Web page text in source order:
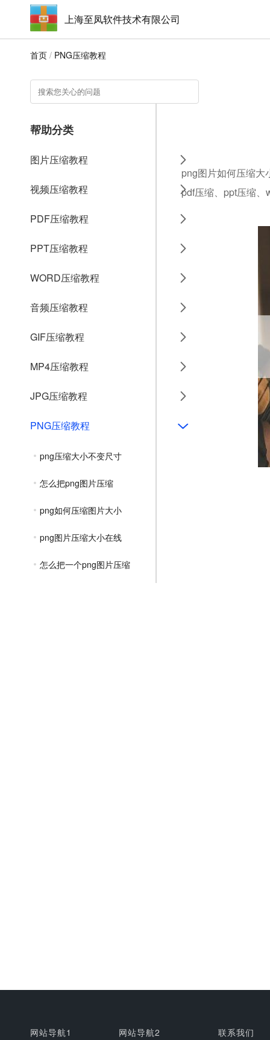
上海至凤软件技术有限公司
首页 / PNG压缩教程
帮助分类
图片压缩教程
视频压缩教程
PDF压缩教程
PPT压缩教程
WORD压缩教程
音频压缩教程
GIF压缩教程
MP4压缩教程
JPG压缩教程
PNG压缩教程
png压缩大小不变尺寸
怎么把png图片压缩
png如何压缩图片大小
png图片压缩大小在线
怎么把一个png图片压缩
png图片如何压缩大
pdf压缩、ppt压缩
网站导航1 网站导航2 联系我们